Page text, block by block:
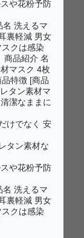
や花粉予防
洗えるマ
裏軽減 男女
クは感染
商品紹介 名
マスク 4枚
特徴 [商品
タン素材マ
潔なままに
けでなく 安
タン素材な
や花粉予防
洗えるマ
裏軽減 男女
クは感染